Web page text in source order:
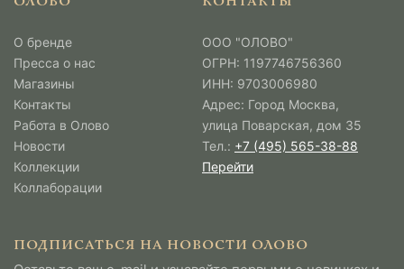
О бренде
Пресса о нас
Магазины
Контакты
Работа в Олово
Новости
Коллекции
Коллаборации
ООО "ОЛОВО"
ОГРН: 1197746756360
ИНН: 9703006980
Адрес: Город Москва,
улица Поварская, дом 35
Тел.: +7 (495) 565-38-88
Перейти
ПОДПИСАТЬСЯ НА НОВОСТИ ОЛОВО